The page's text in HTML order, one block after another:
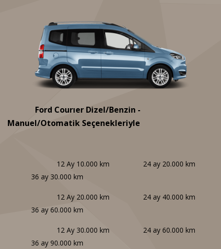
Ford Courıer Dizel/Benzin -
Manuel/Otomatik Seçenekleriyle
12 Ay 10.000 km 24 ay 20.000 km
36 ay 30.000 km
12 Ay 20.000 km 24 ay 40.000 km
36 ay 60.000 km
12 Ay 30.000 km 24 ay 60.000 km
36 ay 90.000 km